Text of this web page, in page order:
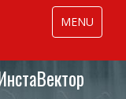
MENU